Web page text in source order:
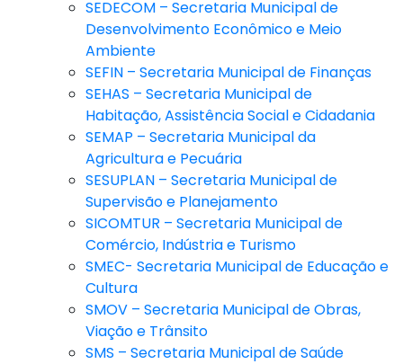
SEDECOM – Secretaria Municipal de
Desenvolvimento Econômico e Meio
Ambiente
SEFIN – Secretaria Municipal de Finanças
SEHAS – Secretaria Municipal de
Habitação, Assistência Social e Cidadania
SEMAP – Secretaria Municipal da
Agricultura e Pecuária
SESUPLAN – Secretaria Municipal de
Supervisão e Planejamento
SICOMTUR – Secretaria Municipal de
Comércio, Indústria e Turismo
SMEC- Secretaria Municipal de Educação e
Cultura
SMOV – Secretaria Municipal de Obras,
Viação e Trânsito
SMS – Secretaria Municipal de Saúde